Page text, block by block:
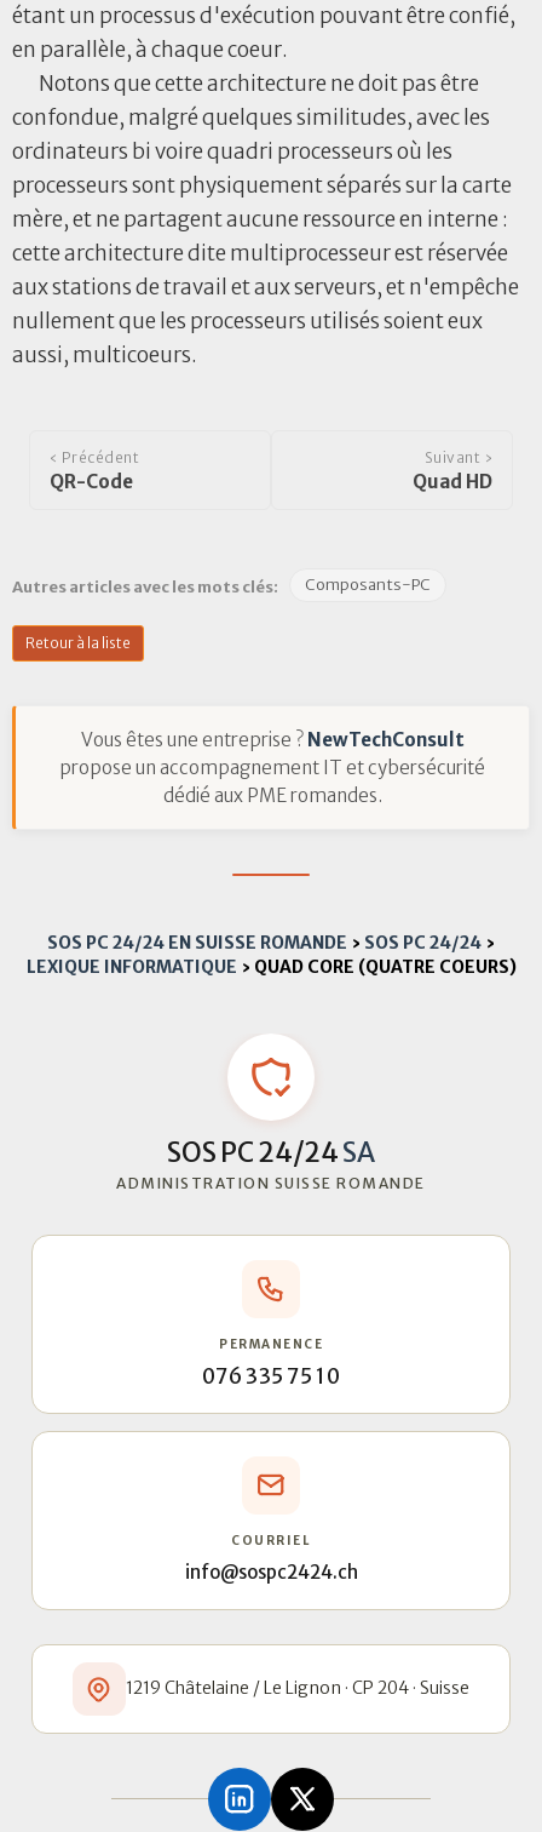
étant un processus d'exécution pouvant être confié,
en parallèle, à chaque coeur.
Notons que cette architecture ne doit pas être
confondue, malgré quelques similitudes, avec les
ordinateurs bi voire quadri processeurs où les
processeurs sont physiquement séparés sur la carte
mère, et ne partagent aucune ressource en interne :
cette architecture dite multiprocesseur est réservée
aux stations de travail et aux serveurs, et n'empêche
nullement que les processeurs utilisés soient eux
aussi, multicoeurs.
‹ Précédent
QR-Code
Suivant ›
Quad HD
Autres articles avec les mots clés: Composants-PC
Retour à la liste
Vous êtes une entreprise ? NewTechConsult
propose un accompagnement IT et cybersécurité
dédié aux PME romandes.
SOS PC 24/24 EN SUISSE ROMANDE › SOS PC 24/24 ›
LEXIQUE INFORMATIQUE › QUAD CORE (QUATRE COEURS)
SOS PC 24/24SA
ADMINISTRATION SUISSE ROMANDE
PERMANENCE
076 335 75 10
COURRIEL
info@sospc2424.ch
1219 Châtelaine / Le Lignon · CP 204 · Suisse